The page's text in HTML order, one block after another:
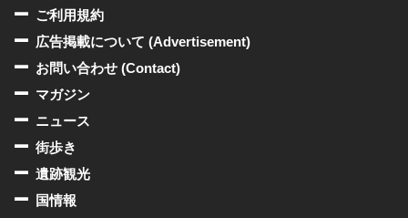
ご利用規約
広告掲載について (Advertisement)
お問い合わせ (Contact)
マガジン
ニュース
街歩き
遺跡観光
国情報